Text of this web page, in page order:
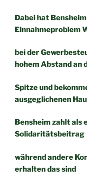
Dabei hat
Einnahmeproblem
bei der
hohem Abstand an
Spitze und
ausgeglichenen
Bensheim zahlt als
Solidaritätsbeitrag
während andere
erhalten das sind